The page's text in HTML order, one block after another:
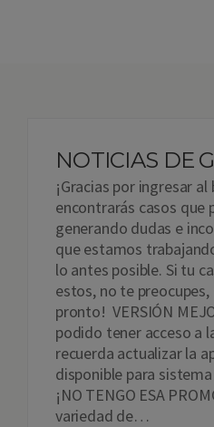
NOTICIAS DE
¡Gracias por ingresar
encontrarás casos que
generando dudas e
que estamos
lo antes posible. Si tu
estos, no te
pronto! VERSIÓN
podido tener acceso a
recuerda actualizar la
disponible para
¡NO TENGO ESA
variedad de…